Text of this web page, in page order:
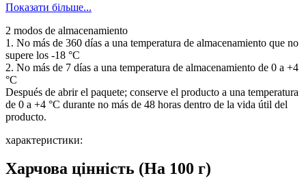
Показати більше...
2 modos de almacenamiento
1. No más de 360 ​​días a una temperatura de almacenamiento que no
supere los -18 °C
2. No más de 7 días a una temperatura de almacenamiento de 0 a +4
°C
Después de abrir el paquete; conserve el producto a una temperatura
de 0 a +4 °C durante no más de 48 horas dentro de la vida útil del
producto.
характеристики:
Харчова цінність (На 100 г)